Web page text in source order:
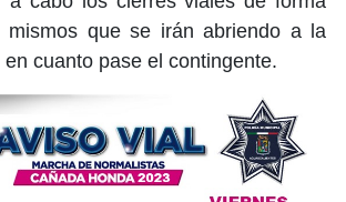
mismos que se irán abriendo a la
cuanto pase el contingente.